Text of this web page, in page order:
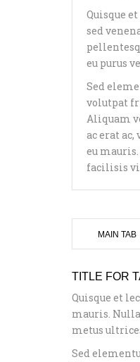
Quisque
sed
eu purus
Sed
volutpat
Aliquam
ac erat
eu
facilisis
MAIN TAB
TITLE FOR
Quisque et
mauris.
metus
Sed